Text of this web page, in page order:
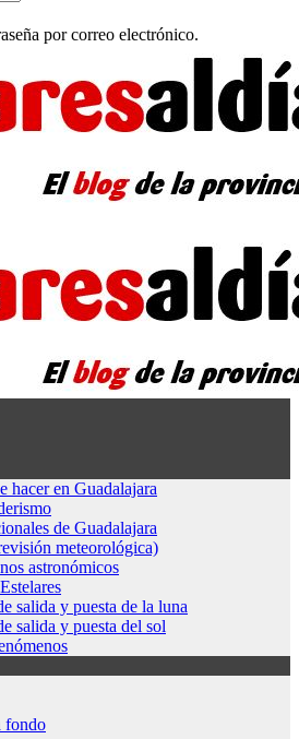
por correo electrónico.
hacer en Guadalajara
de Guadalajara
meteorológica)
astronómicos
salida y puesta de la luna
salida y puesta del sol
fondo